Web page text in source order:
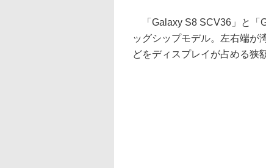
「Galaxy S8 SCV36」と「
ッグシップモデル。左右端が
どをディスプレイが占める狭